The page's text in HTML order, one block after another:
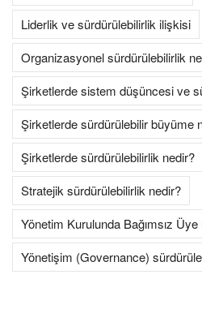
Liderlik ve sürdürülebilirlik ilişkisi
Organizasyonel sürdürülebilirlik
Şirketlerde sistem düşüncesi ve
Şirketlerde sürdürülebilir büyüme
Şirketlerde sürdürülebilirlik nedir?
Stratejik sürdürülebilirlik nedir?
Yönetim Kurulunda Bağımsız
Yönetişim (Governance)